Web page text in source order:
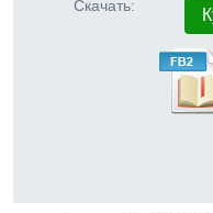
Скачать: